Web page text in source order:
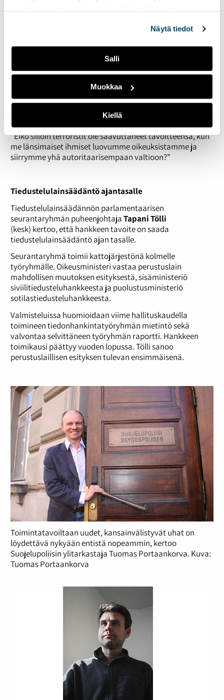
Näytä tiedot
Salli
Muokkaa
Kiellä
”Monen mielestä se on riittävä intressi. Mutta kuinka
konkreettinen uhka on? Kuinka paljon puuttumista
perusoikeuksiin voidaan hyväksyä vetoamalla abstraktiin
vaaraan? Venäjän presidentti Vladimir Putin vetoaa siihen
jatkuvasti, jotta Venäjä voi toimia Syyriassa. Se toimii.”
”Eikö silloin terroristit ole saavuttaneet tavoitteensa, kun
me länsimaiset ihmiset luovumme oikeuksistamme ja
siirrymme yhä autoritaarisempaan valtioon?”
Tiedustelulainsäädäntö ajantasalle
Tiedustelulainsäädännön parlamentaarisen
seurantaryhmän puheenjohtajaTapani Tölli
(kesk) kertoo, että hankkeen tavoite on saada
tiedustelulainsäädäntö ajan tasalle.
Seurantaryhmä toimii kattojärjestönä kolmelle
työryhmälle. Oikeusministeri vastaa perustuslain
mahdollisen muutoksen esityksestä, sisäministeriö
siviilitiedusteluhankkeesta ja puolustusministeriö
sotilastiedusteluhankkeesta.
Valmisteluissa huomioidaan viime hallituskaudella
toimineen tiedonhankintatyöryhmän mietintö sekä
valvontaa selvittäneen työryhmän raportti. Hankkeen
toimikausi päättyy vuoden lopussa. Tölli sanoo
perustuslaillisen esityksen tulevan ensimmäisenä.
Toimintatavoiltaan uudet, kansainvälistyvät uhat on
löydettävä nykyään entistä nopeammin, kertoo
Suojelupoliisin ylitarkastaja Tuomas Portaankorva. Kuva:
Tuomas Portaankorva